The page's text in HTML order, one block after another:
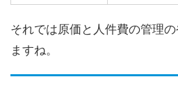
それでは原価と人件費の管理
ますね。